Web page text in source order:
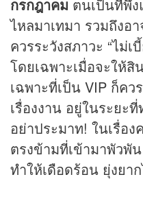
กรกฎาคม ตนเป็นที่พึ่ง
ไหลมาเทมา รวมถึงอ
ควรระวังสภาวะ “ไม่
โดยเฉพาะเมื่อจะให้สิ
เฉพาะที่เป็น VIP ก็ค
เรื่องงาน อยู่ในระยะ
อย่าประมาท! ในเรื่อง
ตรงข้ามที่เข้ามาพัวพัน
ทำให้เดือดร้อน ยุ่งยา